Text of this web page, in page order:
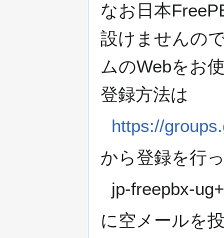
なお日本
設けませんの
ムのWebをお
登録方法は
https://
から登録を行
jp-freepbx-
に空メールを